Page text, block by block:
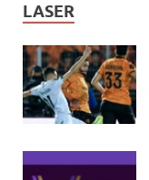
LASER